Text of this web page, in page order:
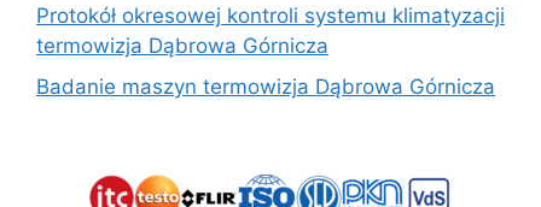
Protokół okresowej kontroli systemu klimatyzacji
termowizja Dąbrowa Górnicza
Badanie maszyn termowizja Dąbrowa Górnicza